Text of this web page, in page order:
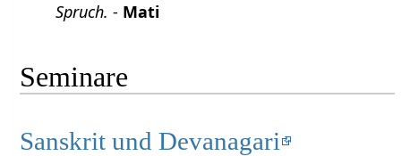
Spruch. - Mati
Seminare
Sanskrit und Devanagari